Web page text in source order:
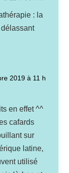
: la
2019 à 11 h
en effet ^^
cafards
sur
latine,
utilisé